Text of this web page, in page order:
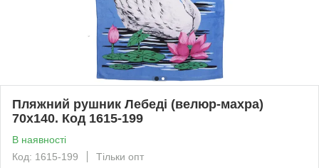
Пляжний рушник Лебеді (велюр-махра)
70х140. Код 1615-199
В наявності
Код: 1615-199
Тільки опт